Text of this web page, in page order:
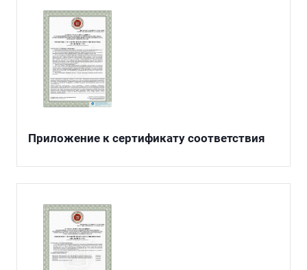
Приложение к сертификату соответствия